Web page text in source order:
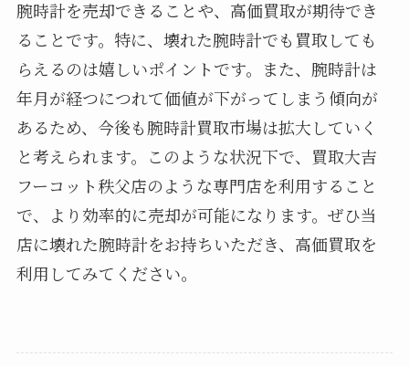
腕時計を売却できることや、高価買取が期待でき
ることです。特に、壊れた腕時計でも買取しても
らえるのは嬉しいポイントです。また、腕時計は
年月が経つにつれて価値が下がってしまう傾向が
あるため、今後も腕時計買取市場は拡大していく
と考えられます。このような状況下で、買取大吉
フーコット秩父店のような専門店を利用すること
で、より効率的に売却が可能になります。ぜひ当
店に壊れた腕時計をお持ちいただき、高価買取を
利用してみてください。